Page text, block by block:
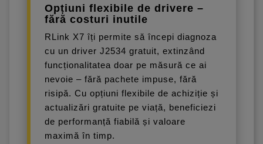
Opțiuni flexibile de drivere –
fără costuri inutile
RLink X7 îți permite să începi diagnoza
cu un driver J2534 gratuit, extinzând
funcționalitatea doar pe măsură ce ai
nevoie – fără pachete impuse, fără
risipă. Cu opțiuni flexibile de achiziție și
actualizări gratuite pe viață, beneficiezi
de performanță fiabilă și valoare
maximă în timp.